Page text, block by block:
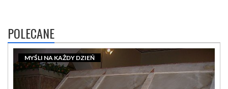
POLECANE
MYŚLI NA KAŻDY DZIEŃ